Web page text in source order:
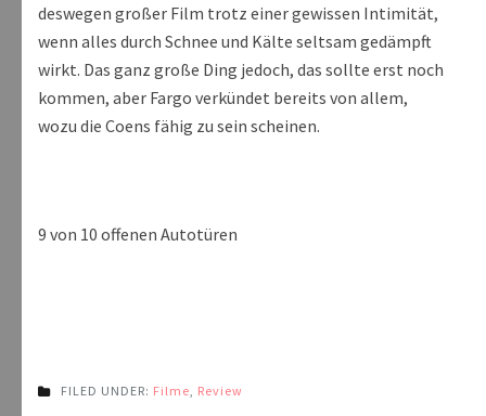
deswegen großer Film trotz einer gewissen Intimität,
wenn alles durch Schnee und Kälte seltsam gedämpft
wirkt. Das ganz große Ding jedoch, das sollte erst noch
kommen, aber Fargo verkündet bereits von allem,
wozu die Coens fähig zu sein scheinen.
9 von 10 offenen Autotüren
FILED UNDER: Filme Review